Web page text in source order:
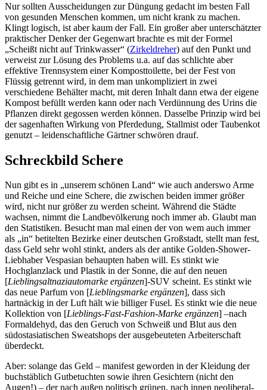
Nur sollten Ausscheidungen zur Düngung gedacht im besten Fall
von gesunden Menschen kommen, um nicht krank zu machen.
Klingt logisch, ist aber kaum der Fall. Ein großer aber unterschätzter
praktischer Denker der Gegenwart brachte es mit der Formel
„Scheißt nicht auf Trinkwasser“ (Zirkeldreher) auf den Punkt und
verweist zur Lösung des Problems u.a. auf das schlichte aber
effektive Trennsystem einer Komposttoilette, bei der Fest von
Flüssig getrennt wird, in dem man unkompliziert in zwei
verschiedene Behälter macht, mit deren Inhalt dann etwa der eigene
Kompost befüllt werden kann oder nach Verdünnung des Urins die
Pflanzen direkt gegossen werden können. Dasselbe Prinzip wird bei
der sagenhaften Wirkung von Pferdedung, Stallmist oder Taubenkot
genutzt – leidenschaftliche Gärtner schwören drauf.
Schreckbild Schere
Nun gibt es in „unserem schönen Land“ wie auch anderswo Arme
und Reiche und eine Schere, die zwischen beiden immer größer
wird, nicht nur größer zu werden scheint. Während die Städte
wachsen, nimmt die Landbevölkerung noch immer ab. Glaubt man
den Statistiken. Besucht man mal einen der von wem auch immer
als „in“ betitelten Bezirke einer deutschen Großstadt, stellt man fest,
dass Geld sehr wohl stinkt, anders als der antike Golden-Shower-
Liebhaber Vespasian behaupten haben will. Es stinkt wie
Hochglanzlack und Plastik in der Sonne, die auf den neuen
[Lieblingsaltnaziautomarke ergänzen]-SUV scheint. Es stinkt wie
das neue Parfum von [Lieblingsmarke ergänzen], dass sich
hartnäckig in der Luft hält wie billiger Fusel. Es stinkt wie die neue
Kollektion von [Lieblings-Fast-Fashion-Marke ergänzen] –nach
Formaldehyd, das den Geruch von Schweiß und Blut aus den
südostasiatischen Sweatshops der ausgebeuteten Arbeiterschaft
überdeckt.
Aber: solange das Geld – manifest geworden in der Kleidung der
buchstäblich Gutbetuchten sowie ihren Gesichtern (nicht den
Augen!) – der nach außen politisch grünen, nach innen neoliberal-